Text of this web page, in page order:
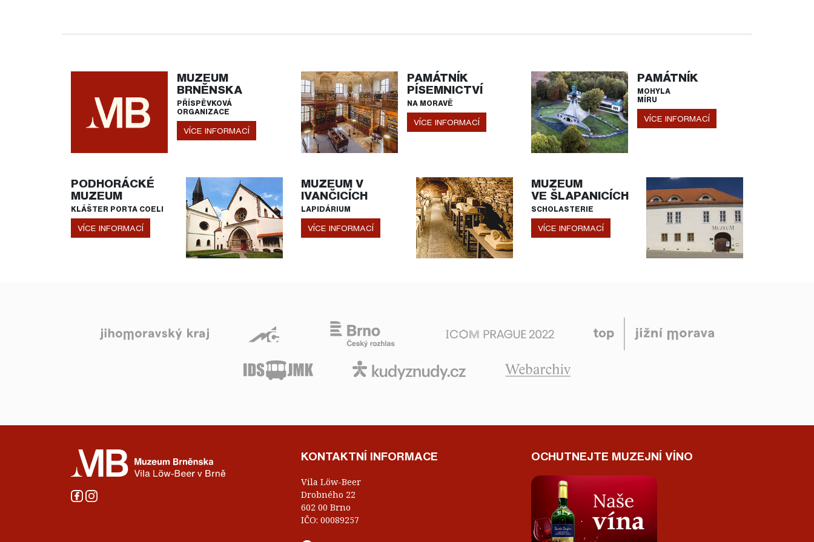
MUZEUM
BRNĚNSKA
PŘÍSPĚVKOVÁ
ORGANIZACE
VÍCE INFORMACÍ
PAMÁTNÍK
PÍSEMNICTVÍ
NA MORAVĚ
VÍCE INFORMACÍ
PAMÁTNÍK
MOHYLA
MÍRU
VÍCE INFORMACÍ
PODHORÁCKÉ
MUZEUM
KLÁŠTER PORTA COELI
VÍCE INFORMACÍ
MUZEUM V
IVANČICÍCH
LAPIDÁRIUM
VÍCE INFORMACÍ
MUZEUM
VE ŠLAPANICÍCH
SCHOLASTERIE
VÍCE INFORMACÍ
KONTAKTNÍ INFORMACE
Vila Löw-Beer
Drobného 22
602 00 Brno
IČO: 00089257
OCHUTNEJTE MUZEJNÍ VÍNO